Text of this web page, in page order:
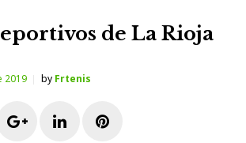
de La Rioja
2019 by Frtenis
Google+LinkedInPinterest